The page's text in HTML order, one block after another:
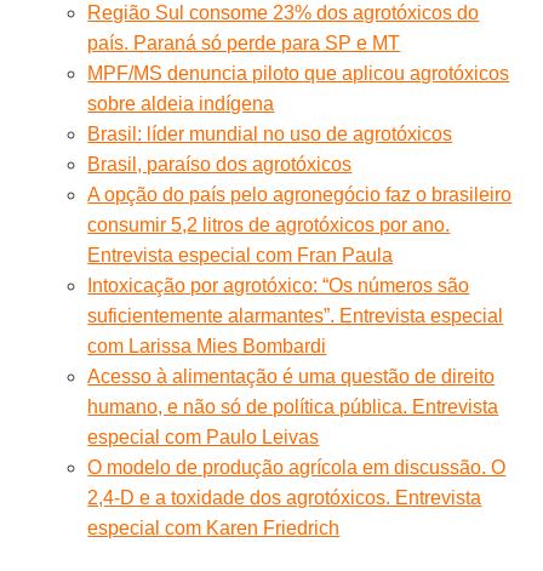
Região Sul consome 23% dos agrotóxicos do
país. Paraná só perde para SP e MT
MPF/MS denuncia piloto que aplicou agrotóxicos
sobre aldeia indígena
Brasil: líder mundial no uso de agrotóxicos
Brasil, paraíso dos agrotóxicos
A opção do país pelo agronegócio faz o brasileiro
consumir 5,2 litros de agrotóxicos por ano.
Entrevista especial com Fran Paula
Intoxicação por agrotóxico: “Os números são
suficientemente alarmantes”. Entrevista especial
com Larissa Mies Bombardi
Acesso à alimentação é uma questão de direito
humano, e não só de política pública. Entrevista
especial com Paulo Leivas
O modelo de produção agrícola em discussão. O
2,4-D e a toxidade dos agrotóxicos. Entrevista
especial com Karen Friedrich